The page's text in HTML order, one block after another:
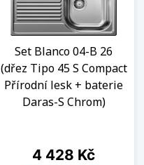
Set Blanco 04-B 26
(dřez Tipo 45 S Compact
Přírodní lesk + baterie
Daras-S Chrom)
Cena
4 428 Kč